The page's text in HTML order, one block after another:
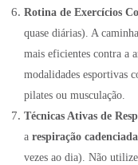
Rotina de Exercícios
quase diárias). A
mais eficientes contra a
modalidades esportivas
pilates ou musculação.
Técnicas Ativas de
a respiração cadenciada
vezes ao dia) Não